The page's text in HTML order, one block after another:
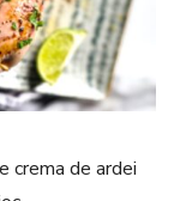
crema de ardei